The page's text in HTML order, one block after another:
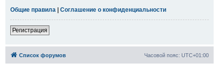
Общие правила | Соглашение о конфиденциальности
Регистрация
Список форумов Часовой пояс: UTC+01:00